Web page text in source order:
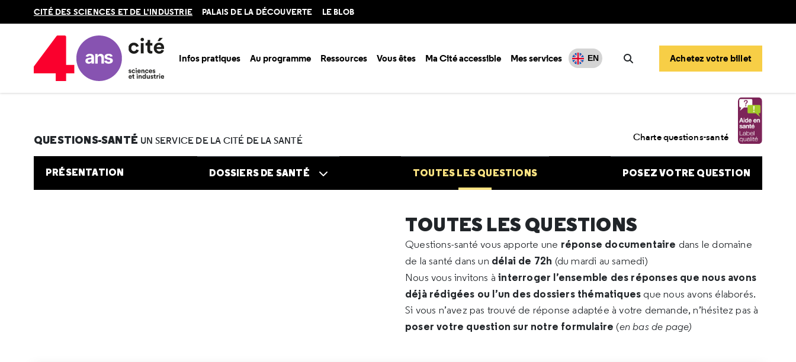
en
CITÉ DES SCIENCES ET DE L'INDUSTRIE PALAIS DE LA DÉCOUVERTE LE BLOB
Infos pratiques Au programme Ressources Vous êtes Ma Cité accessible Mes services EN
Rechercher
Achetez votre billet
Accueil Au programme
QUESTIONS-SANTÉ UN SERVICE DE LA CITÉ DE LA SANTÉ Charte questions-santé
PRÉSENTATION DOSSIERS DE SANTÉ TOUTES LES QUESTIONS POSEZ VOTRE QUESTION
TOUTES LES QUESTIONS
Questions-santé vous apporte une réponse documentaire dans le domaine
de la santé dans un délai de 72h (du mardi au samedi)
Nous vous invitons àinterroger l’ensemble des réponses que nous avons
déjà rédigées ou l’un des dossiers thématiques que nous avons élaborés.
Si vous n’avez pas trouvé de réponse adaptée à votre demande, n’hésitez pas à
poser votre question sur notre formulaire (en bas de page)